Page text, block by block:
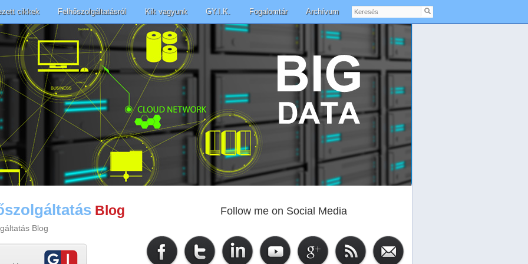
cikkek Felhőszolgáltatásról Kik vagyunk GY.I.K. Fogalomtár Archívum
Keresés
Blog
Blog
Follow me on Social Media